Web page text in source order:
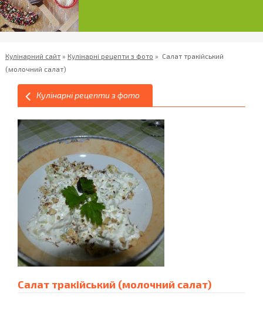
Кулінарний сайт» Кулінарні рецепти з фото » Салат тракійський
(молочний салат)
Кулінарні рецепти з фото
Салат тракійський (молочний салат)